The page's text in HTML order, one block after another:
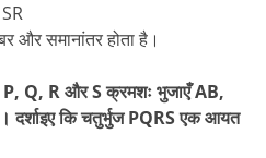
और समानांतर होता है।
Q, R और S क्रमशः भुजाएँ AB,
कि चतुर्भुज PQRS एक आयत